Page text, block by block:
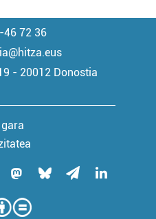
46 72 36
- 20012 Donostia